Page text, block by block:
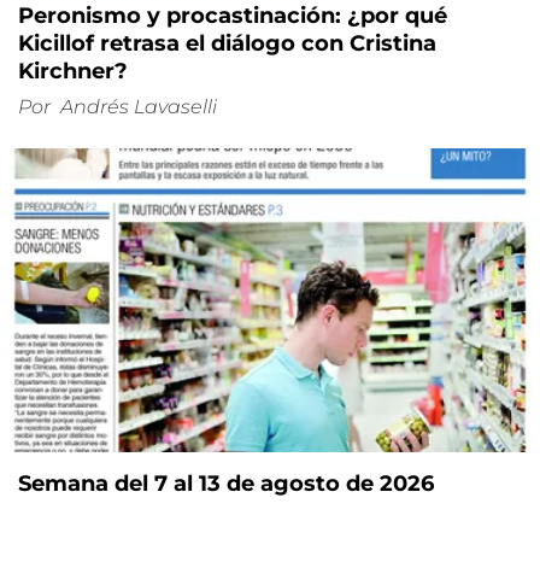
Peronismo y procastinación: ¿por qué
Kicillof retrasa el diálogo con Cristina
Kirchner?
Por Andrés Lavaselli
Semana del 7 al 13 de agosto de 2026